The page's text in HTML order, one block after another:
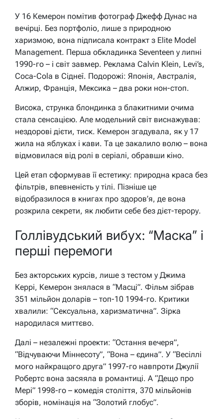
У 16 Кемерон помітив фотограф Джефф Дунас на
вечірці. Без портфоліо, лише з природною
харизмою, вона підписала контракт з Elite Model
Management. Перша обкладинка Seventeen у липні
1990-го – і світ завмер. Реклама Calvin Klein, Levi’s,
Coca-Cola в Сіднеї. Подорожі: Японія, Австралія,
Алжир, Франція, Мексика – два роки нон-стоп.
Висока, струнка блондинка з блакитними очима
стала сенсацією. Але модельний світ виснажував:
нездорові дієти, тиск. Кемерон згадувала, як у 17
жила на яблуках і кави. Та це закалило волю – вона
відмовилася від ролі в серіалі, обравши кіно.
Цей етап сформував її естетику: природна краса без
фільтрів, впевненість у тілі. Пізніше це
відобразилося в книгах про здоров’я, де вона
розкрила секрети, як любити себе без дієт-терору.
Голлівудський вибух: “Маска” і
перші перемоги
Без акторських курсів, лише з тестом у Джима
Керрі, Кемерон знялася в “Масці”. Фільм зібрав
351 мільйон доларів – топ-10 1994-го. Критики
хвалили: “Сексуальна, харизматична”. Зірка
народилася миттєво.
Далі – незалежні проекти: “Остання вечеря”,
“Відчуваючи Міннесоту”, “Вона – єдина”. У “Весіллі
мого найкращого друга” 1997-го навпроти Джулії
Робертс вона засяяла в романтиці. А “Дещо про
Мері” 1998-го – комедія століття, 370 мільйонів
зборів, номінація на “Золотий глобус”.